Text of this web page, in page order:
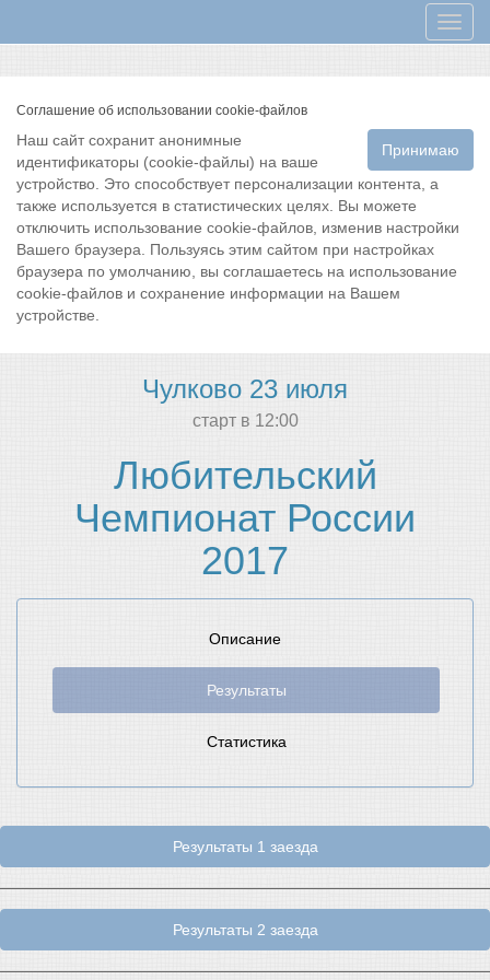
Меню
Соглашение об использовании cookie-файлов
Принимаю
Наш сайт сохранит анонимные
идентификаторы (cookie-файлы) на ваше
устройство. Это способствует персонализации контента, а
также используется в статистических целях. Вы можете
отключить использование cookie-файлов, изменив настройки
Вашего браузера. Пользуясь этим сайтом при настройках
браузера по умолчанию, вы соглашаетесь на использование
cookie-файлов и сохранение информации на Вашем
устройстве.
Чулково 23 июля
cтарт в 12:00
Любительский
Чемпионат России
2017
Описание
Результаты
Статистика
Результаты 1 заезда
Результаты 2 заезда